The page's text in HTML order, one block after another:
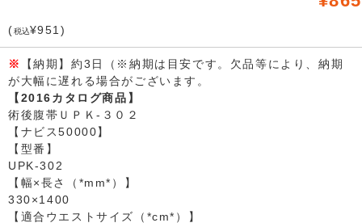
(税込¥951)
※
【納期】約3日（※納期は目安です。欠品等により、納期
が大幅に遅れる場合がございます。
【2016カタログ商品】
術後腹帯ＵＰＫ-３０２
【ナビス50000】
【型番】
UPK-302
【幅×長さ（*mm*）】
330×1400
【適合ウエストサイズ（*cm*）】